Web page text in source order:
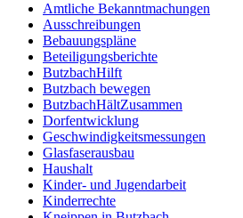
Amtliche Bekanntmachungen
Ausschreibungen
Bebauungspläne
Beteiligungsberichte
ButzbachHilft
Butzbach bewegen
ButzbachHältZusammen
Dorfentwicklung
Geschwindigkeitsmessungen
Glasfaserausbau
Haushalt
Kinder- und Jugendarbeit
Kinderrechte